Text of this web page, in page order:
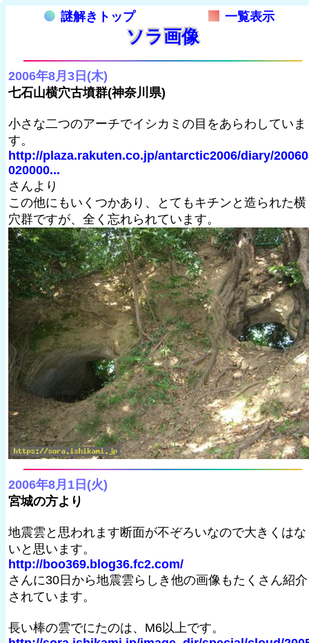
謎解きトップ 一覧表示
ソラ画像
2006年8月3日(木)
七石山横穴古墳群(神奈川県)
小さな二つのアーチでイシカミの目をあらわしていま
す。
http://plaza.rakuten.co.jp/antarctic2006/diary/
020000...
さんより
この他にもいくつかあり、とてもキチンと造られた横
穴群ですが、全く忘れられています。
2006年8月1日(火)
宮城の方より
地震雲と思われます断面が不ぞろいなので大きくはな
いと思います。
http://boo369.blog36.fc2.com/
さんに30日から地震雲らしき他の画像もたくさん紹介
されています。
長い棒の雲でにたのは、M6以上です。